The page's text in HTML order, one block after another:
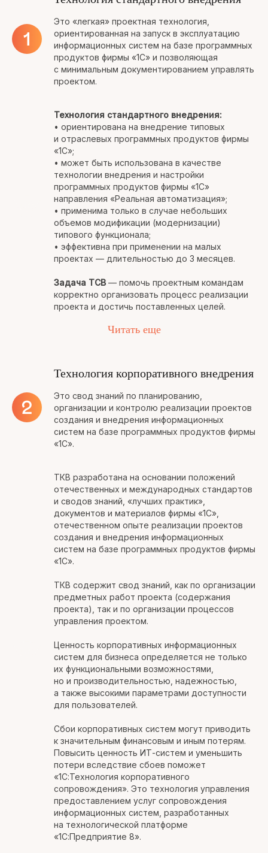
Это «легкая» проектная технология,
ориентированная на запуск в эксплуатацию
информационных систем на базе программных
продуктов фирмы «1С» и позволяющая
с минимальным документированием управлять
проектом.
Технология стандартного внедрения:
• ориентирована на внедрение типовых
и отраслевых программных продуктов фирмы
«1С»;
• может быть использована в качестве
технологии внедрения и настройки
программных продуктов фирмы «1С»
направления «Реальная автоматизация»;
• применима только в случае небольших
объемов модификации (модернизации)
типового функционала;
• эффективна при применении на малых
проектах — длительностью до 3 месяцев.
Задача ТСВ — помочь проектным командам
корректно организовать процесс реализации
проекта и достичь поставленных целей.
Читать еще
Технология корпоративного внедрения
Это свод знаний по планированию,
организации и контролю реализации проектов
создания и внедрения информационных
систем на базе программных продуктов фирмы
«1С».
ТКВ разработана на основании положений
отечественных и международных стандартов
и сводов знаний, «лучших практик»,
документов и материалов фирмы «1С»,
отечественном опыте реализации проектов
создания и внедрения информационных
систем на базе программных продуктов фирмы
«1С».
ТКВ содержит свод знаний, как по организации
предметных работ проекта (содержания
проекта), так и по организации процессов
управления проектом.
Ценность корпоративных информационных
систем для бизнеса определяется не только
их функциональными возможностями,
но и производительностью, надежностью,
а также высокими параметрами доступности
для пользователей.
Сбои корпоративных систем могут приводить
к значительным финансовым и иным потерям.
Повысить ценность ИТ-систем и уменьшить
потери вследствие сбоев поможет
«1С:Технология корпоративного
сопровождения». Это технология управления
предоставлением услуг сопровождения
информационных систем, разработанных
на технологической платформе
«1С:Предприятие 8».